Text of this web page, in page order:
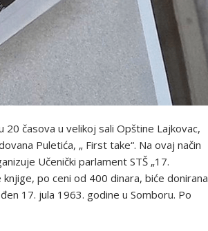
20 časova u velikoj sali Opštine Lajkovac,
Puletića, „ First take“. Na ovaj način
Učenički parlament STŠ „17.
po ceni od 400 dinara, biće donirana
17. jula 1963. godine u Somboru. Po